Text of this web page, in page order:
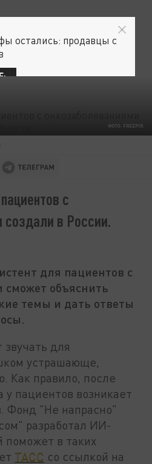
ФОТО: FREEPIK
с
создали в России.
для пациентов с
сможет объяснить
темы и дать ответы
для
устрашающе,
Как правило, после
у пациентов возникает
Фонд "Не напрасно"
разработал ИИ-
поможет в таких
ТАСС со ссылкой на
остались: продавцы с